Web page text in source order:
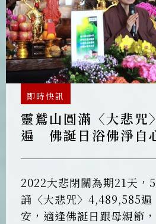
即時快訊
靈鷲山圓滿〈大悲咒
遍 佛誕日浴佛淨自
2022大悲閉關為期21天，
誦〈大悲咒〉4,489,585遍
安，適逢佛誕日跟母親節